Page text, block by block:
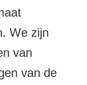
We zijn
van
van de